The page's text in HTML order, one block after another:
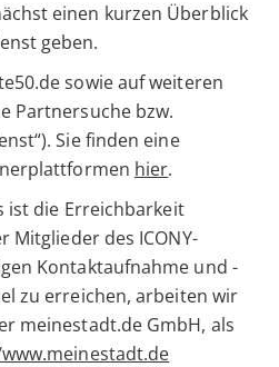
einen kurzen Überblick
geben.
sowie auf weiteren
Partnersuche bzw.
Sie finden eine
hier.
ist die Erreichbarkeit
Mitglieder des ICONY-
Kontaktaufnahme und -
zu erreichen, arbeiten wir
meinestadt.de GmbH, als